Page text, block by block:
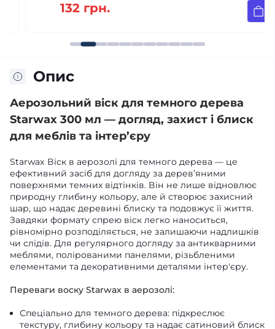
132 грн.
Опис
Аерозольний віск для темного дерева
Starwax 300 мл — догляд, захист і блиск
для меблів та інтер’єру
Starwax Віск в аерозолі для темного дерева — це
ефективний засіб для догляду за дерев’яними
поверхнями темних відтінків. Він не лише відновлює
природну глибину кольору, але й створює захисний
шар, що надає деревині блиску та подовжує її життя.
Завдяки формату спрею віск легко наноситься,
рівномірно розподіляється, не залишаючи надлишків
чи слідів. Для регулярного догляду за антикварними
меблями, полірованими панелями, різьбленими
елементами та декоративними деталями інтер'єру.
Переваги воску Starwax в аерозолі:
Спеціально для темного дерева: підкреслює
текстуру, глибину кольору та надає сатиновий блиск